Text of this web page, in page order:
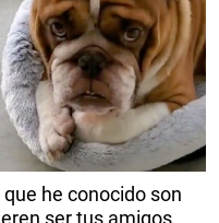
he conocido son
ser tus amigos.